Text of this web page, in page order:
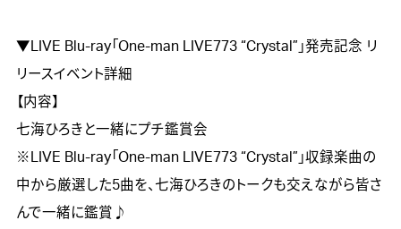
▼LIVE Blu-ray「One-man LIVE773 “Crystal”」発売記念 リ
リースイベント詳細
【内容】
七海ひろきと一緒にプチ鑑賞会
※LIVE Blu-ray「One-man LIVE773 “Crystal”」収録楽曲の
中から厳選した5曲を、七海ひろきのトークも交えながら皆さ
んで一緒に鑑賞♪